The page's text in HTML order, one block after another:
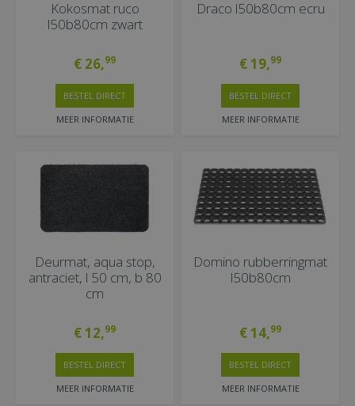
Kokosmat ruco
l50b80cm zwart
€ 26,99
MEER INFORMATIE
BESTEL DIRECT
Draco l50b80cm ecru
€19,99
MEER INFORMATIE
BESTEL DIRECT
Deurmat, aqua stop,
antraciet, l 50 cm, b 80
cm
€12,99
MEER INFORMATIE
BESTEL DIRECT
Domino rubberringmat
l50b80cm
€14,99
MEER INFORMATIE
BESTEL DIRECT